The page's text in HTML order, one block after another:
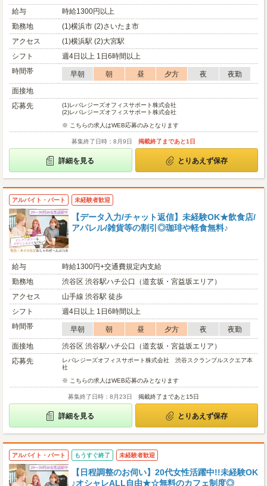
給与
時給1300円以上
勤務地
(1)横浜市 (2)さいたま市
アクセス
(1)横浜駅 (2)大宮駅
シフト
週4日以上 1日6時間以上
時間帯
早朝 朝 昼 夕方 夜
夜勤
面接地
応募先
(1)レバレジーズオフィスサポート株式会社
(2)レバレジーズオフィスサポート株式会社
※ こちらの求人はWEB応募のみとなります
募集終了日時：8月9日 掲載終了まであと1日
詳細を見る とりあえず保存
アルバイト・パート 未経験者歓迎
【データ入力/チャット返信】未経験OK★飲食店/
アパレル/雑貨等の割引◎珈琲や軽食無料♪
給与
時給1300円+交通費規定内支給
勤務地
渋谷区 渋谷駅ハチ公口（道玄坂・宮益坂エリア）
アクセス
山手線 渋谷駅 徒歩
シフト
週4日以上 1日6時間以上
時間帯
早朝 朝 昼 夕方 夜
夜勤
面接地
渋谷区 渋谷駅ハチ公口（道玄坂・宮益坂エリア）
応募先
レバレジーズオフィスサポート株式会社 渋谷スクランブルスクエア本
社
※ こちらの求人はWEB応募のみとなります
募集終了日時：8月23日 掲載終了まであと15日
詳細を見る とりあえず保存
アルバイト・パート もうすぐ終了 未経験者歓迎
【日程調整のお伺い】20代女性活躍中!!未経験OK
♪オシャレALL自由★☆無料のカフェ制度◎